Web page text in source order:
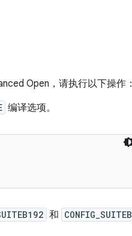
Open，请执行以下操作：
编译选项。
和 CONFIG_SUITEB